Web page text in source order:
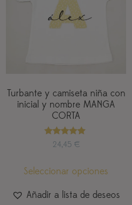
Turbante y camiseta niña con
inicial y nombre MANGA
CORTA
Valorado
con
24,45 €
Seleccionar opciones
Añadir a lista de deseos